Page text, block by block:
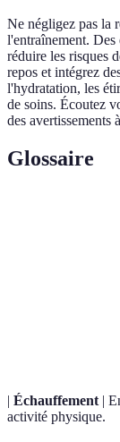
Ne négligez pas la
l'entraînement.
réduire les risques
repos et intégrez
l'hydratation, les
de soins. Écoutez
des avertissements
Glossaire
| Échauffement |
activité physique.